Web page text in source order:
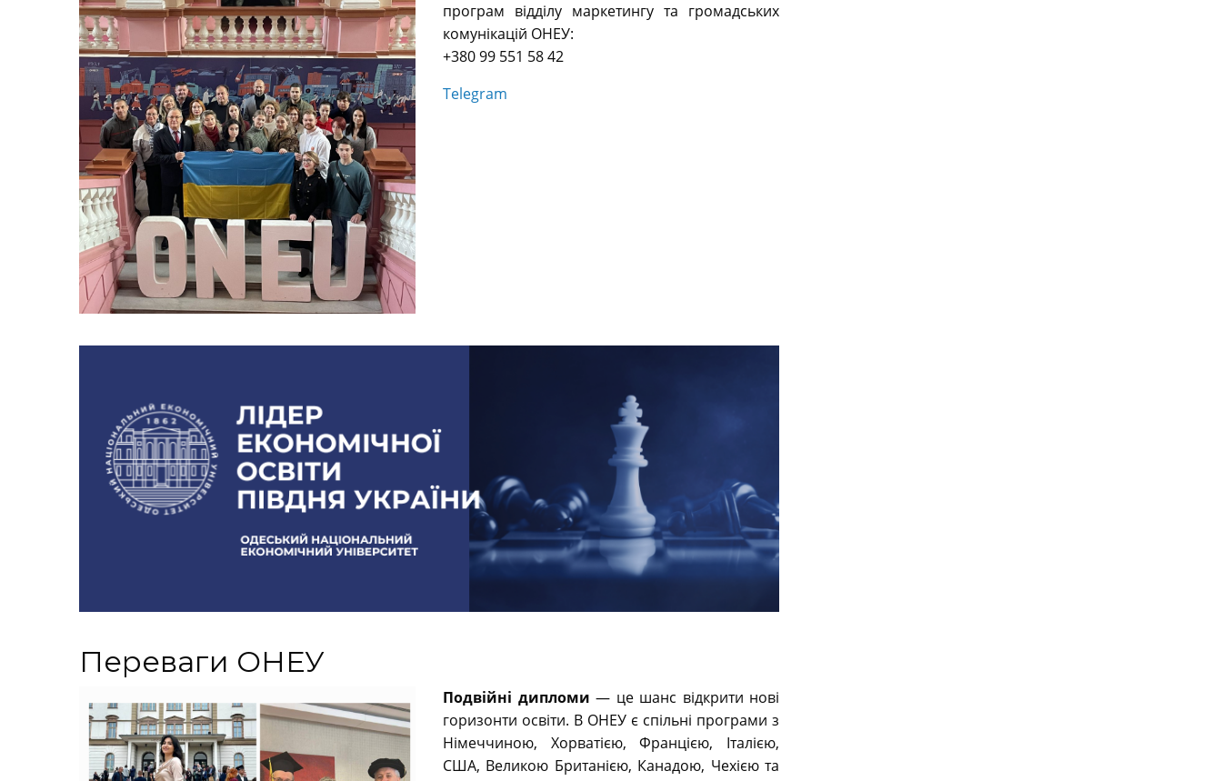
програм відділу маркетингу та громадських
комунікацій ОНЕУ:
+380 99 551 58 42
Telegram
Переваги ОНЕУ
Подвійні дипломи — це шанс відкрити нові
горизонти освіти. В ОНЕУ є спільні програми з
Німеччиною, Хорватією, Францією, Італією,
США, Великою Британією, Канадою, Чехією та